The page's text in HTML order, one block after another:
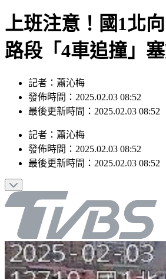
上班注意！國1北
路段「4車追撞」
記者：蕭沁梅
發佈時間：2025.02.03 08:52
最後更新時間：2025.02.03 08:52
記者 ： 蕭沁梅
發佈時間： 2025.02.03 08:52
最後更新時間： 2025.02.03 08:52